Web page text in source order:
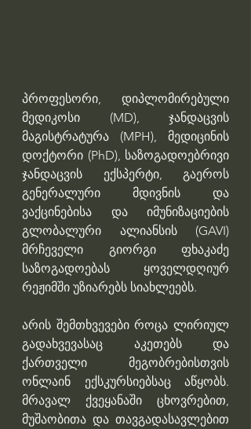
პროფესორი, დიპლომირებული
მედიკოსი (MD), ჯანდაცვის
მაგისტრატურა (MPH), მედიცინის
დოქტორი (PhD), საზოგადოებრივი
ჯანდაცვის ექსპერტი, გაეროს
გენერალური მდივნის და
ვაქცინებისა და იმუნიზაციების
გლობალური ალიანსის (GAVI)
მრჩეველი გიორგი ფხაკაძე
საზოგადოებას ყოველდღიურ
რეჟიმში უზიარებს სიახლეებს.
არის შემთხვევები როცა ლირიულ
გადახვევასაც აკეთებს და
ქართველი მეგობრებისთვის
ონლაინ ექსკურსიებსაც აწყობს.
მრავალ ქვეყანაში ცხოვრებით,
მუშაობითა და თავგადასავლებით